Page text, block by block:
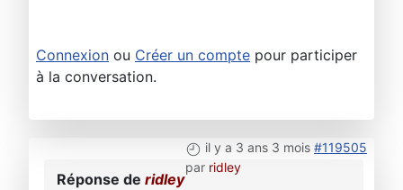
Connexion ou Créer un compte pour participer
à la conversation.
il y a 3 ans 3 mois #119505
par ridley
Réponse de ridley